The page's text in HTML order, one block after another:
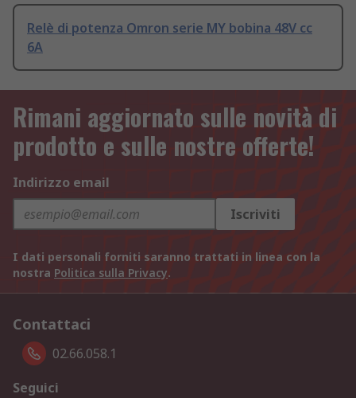
Relè di potenza Omron serie MY bobina 48V cc
6A
Rimani aggiornato sulle novità di
prodotto e sulle nostre offerte!
Indirizzo email
Iscriviti
I dati personali forniti saranno trattati in linea con la
nostra Politica sulla Privacy.
Contattaci
02.66.058.1
Seguici